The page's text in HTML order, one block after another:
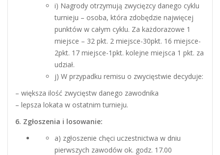
i) Nagrody otrzymują zwycięzcy danego cyklu
turnieju – osoba, która zdobędzie najwięcej
punktów w całym cyklu. Za każdorazowe 1
miejsce – 32 pkt. 2 miejsce-30pkt. 16 miejsce-
2pkt. 17 miejsce-1pkt. kolejne miejsca 1 pkt. za
udział.
j) W przypadku remisu o zwycięstwie decyduje:
– większa ilość zwycięstw danego zawodnika
– lepsza lokata w ostatnim turnieju.
6. Zgłoszenia i losowanie:
a) zgłoszenie chęci uczestnictwa w dniu
pierwszych zawodów ok. godz. 17.00